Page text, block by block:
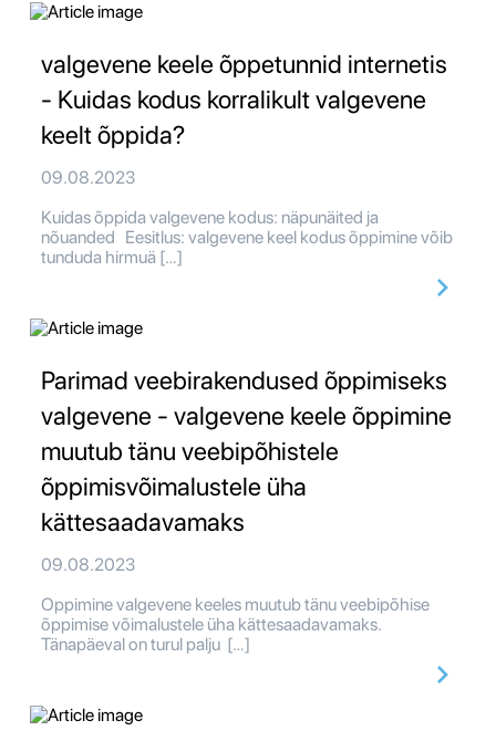
valgevene keele õppetunnid internetis
- Kuidas kodus korralikult valgevene
keelt õppida?
09.08.2023
Kuidas õppida valgevene kodus: näpunäited ja
nõuanded Eesitlus: valgevene keel kodus õppimine võib
tunduda hirmuä […]
Parimad veebirakendused õppimiseks
valgevene - valgevene keele õppimine
muutub tänu veebipõhistele
õppimisvõimalustele üha
kättesaadavamaks
09.08.2023
Oppimine valgevene keeles muutub tänu veebipõhise
õppimise võimalustele üha kättesaadavamaks.
Tänapäeval on turul palju […]